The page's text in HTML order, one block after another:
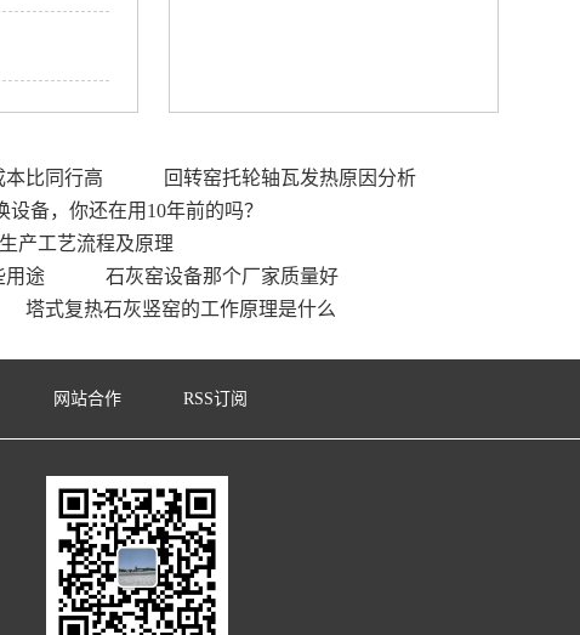
比同行高
回转窑托轮轴瓦发热原因分析
备，你还在用10年前的吗？
产工艺流程及原理
用途
石灰窑设备那个厂家质量好
塔式复热石灰竖窑的工作原理是什么
网站合作 RSS订阅